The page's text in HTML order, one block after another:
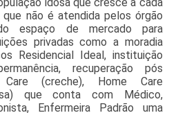
que não é atendida pelos órgão
espaço de mercado para
privadas como a moradia
Residencial Ideal, instituição
recuperação pós
(creche), Home Care
que conta com Médico,
Enfermeira Padrão uma